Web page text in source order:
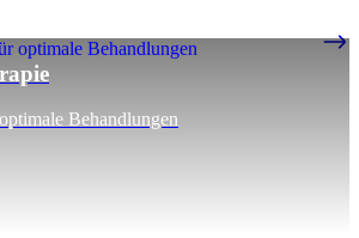
Behandlungen